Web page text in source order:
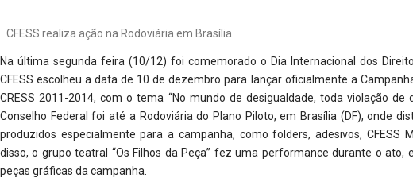
CFESS realiza ação na Rodoviária em Brasília
Na última segunda feira (10/12) foi comemorado o Dia Internacional dos
CFESS escolheu a data de 10 de dezembro para lançar oficialmente a
CRESS 2011-2014, com o tema “No mundo de desigualdade, toda violação de
Conselho Federal foi até a Rodoviária do Plano Piloto, em Brasília (DF), onde
produzidos especialmente para a campanha, como folders, adesivos, CFESS
disso, o grupo teatral “Os Filhos da Peça” fez uma performance durante o ato,
peças gráficas da campanha.